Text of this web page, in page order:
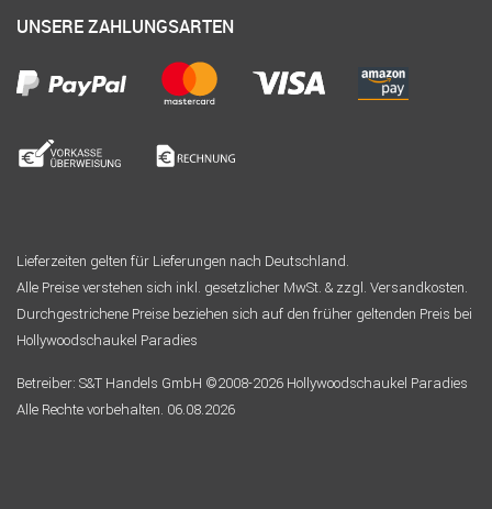
UNSERE ZAHLUNGSARTEN
Lieferzeiten gelten für Lieferungen nach Deutschland.
Alle Preise verstehen sich inkl. gesetzlicher MwSt. & zzgl. Versandkosten.
Durchgestrichene Preise beziehen sich auf den früher geltenden Preis bei
Hollywoodschaukel Paradies
Betreiber: S&T Handels GmbH ©2008-2026 Hollywoodschaukel Paradies
Alle Rechte vorbehalten. 06.08.2026